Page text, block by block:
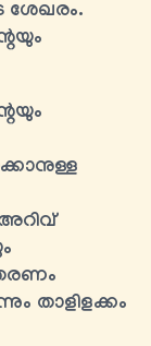
ശേഖരം.
താളിളക്കം